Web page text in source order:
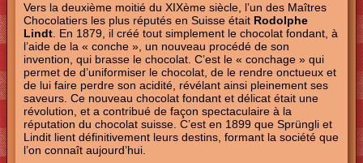
Vers la deuxième moitié du XIXème siècle, l’un des Maîtres
Chocolatiers les plus réputés en Suisse était Rodolphe
Lindt. En 1879, il créé tout simplement le chocolat fondant, à
l’aide de la « conche », un nouveau procédé de son
invention, qui brasse le chocolat. C’est le « conchage » qui
permet de d’uniformiser le chocolat, de le rendre onctueux et
de lui faire perdre son acidité, révélant ainsi pleinement ses
saveurs. Ce nouveau chocolat fondant et délicat était une
révolution, et a contribué de façon spectaculaire à la
réputation du chocolat suisse. C’est en 1899 que Sprüngli et
Lindit lient définitivement leurs destins, formant la société que
l’on connaît aujourd’hui.